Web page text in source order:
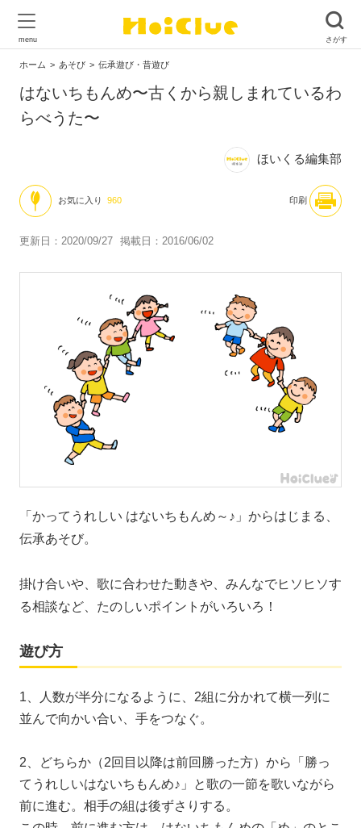
ホーム あそび 伝承遊び・昔遊び
はないちもんめ〜古くから親しまれているわ
らべうた〜
ほいくる編集部
お気に入り 960 印刷
更新日：2020/09/27 掲載日：2016/06/02
「かってうれしい はないちもんめ～♪」からはじまる、
伝承あそび。
掛け合いや、歌に合わせた動きや、みんなでヒソヒソす
る相談など、たのしいポイントがいろいろ！
遊び方
1、人数が半分になるように、2組に分かれて横一列に
並んで向かい合い、手をつなぐ。
2、どちらか（2回目以降は前回勝った方）から「勝っ
てうれしいはないちもんめ♪」と歌の一節を歌いながら
前に進む。相手の組は後ずさりする。